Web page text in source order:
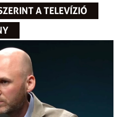
A TELEVÍZIÓ